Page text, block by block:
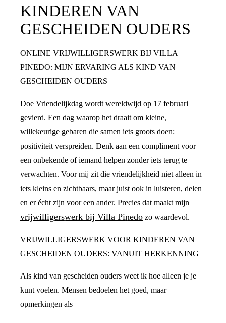
KINDEREN VAN
GESCHEIDEN OUDERS
ONLINE VRIJWILLIGERSWERK BIJ VILLA
PINEDO: MIJN ERVARING ALS KIND VAN
GESCHEIDEN OUDERS
Doe Vriendelijkdag wordt wereldwijd op 17 februari
gevierd. Een dag waarop het draait om kleine,
willekeurige gebaren die samen iets groots doen:
positiviteit verspreiden. Denk aan een compliment voor
een onbekende of iemand helpen zonder iets terug te
verwachten. Voor mij zit die vriendelijkheid niet alleen in
iets kleins en zichtbaars, maar juist ook in luisteren, delen
en er écht zijn voor een ander. Precies dat maakt mijn
vrijwilligerswerk bij Villa Pinedo zo waardevol.
VRIJWILLIGERSWERK VOOR KINDEREN VAN
GESCHEIDEN OUDERS: VANUIT HERKENNING
Als kind van gescheiden ouders weet ik hoe alleen je je
kunt voelen. Mensen bedoelen het goed, maar
opmerkingen als